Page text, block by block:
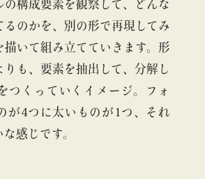
の構成要素を観察して、どんな
るのかを、別の形で再現してみ
描いて組み立てていきます。形
りも、要素を抽出して、分解し
つくっていくイメージ。フォ
が4つに太いものが1つ、それ
感じです。